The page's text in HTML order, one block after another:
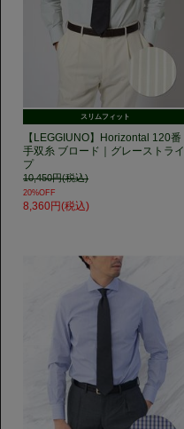
スリムフィット
【LEGGIUNO】Horizontal 120番
手双糸 ブロード｜グレーストライ
プ
10,450円(税込)
20%OFF
8,360円(税込)